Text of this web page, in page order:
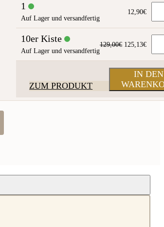
1
Auf Lager und versandfertig
12,90€
10er Kiste
Auf Lager und versandfertig
129,00€
war:
129,00€
125,13€
Preis
ist:
ZUM PRODUKT
IN DEN